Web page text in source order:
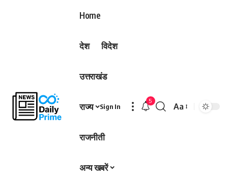
Home
देश विदेश
उत्तराखंड
राज्य
राजनीती
अन्य खबरें
Sign In
5
Font
Aa